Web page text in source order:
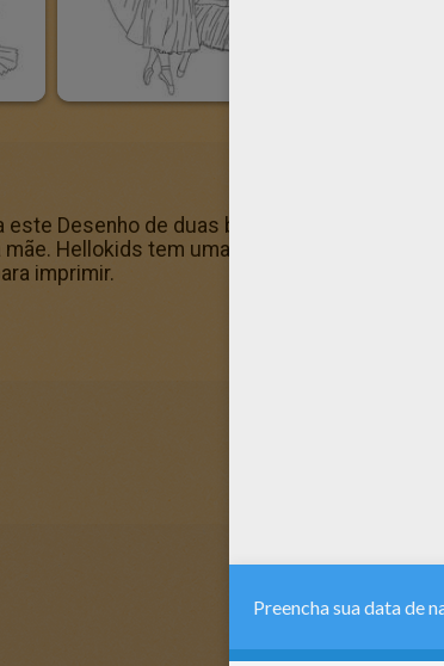
este Desenho de duas bailarinas fazendo
Hellokids tem uma fantastica coleção de
imprimir.